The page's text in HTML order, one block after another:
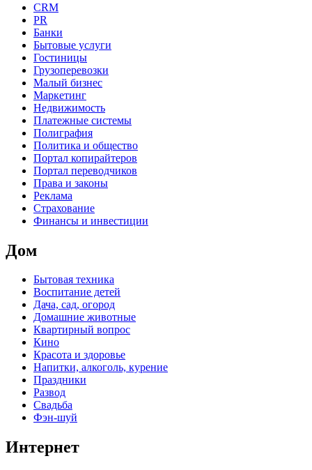
CRM
PR
Банки
Бытовые услуги
Гостиницы
Грузоперевозки
Малый бизнес
Маркетинг
Недвижимость
Платежные системы
Полиграфия
Политика и общество
Портал копирайтеров
Портал переводчиков
Права и законы
Реклама
Страхование
Финансы и инвестиции
Дом
Бытовая техника
Воспитание детей
Дача, сад, огород
Домашние животные
Квартирный вопрос
Кино
Красота и здоровье
Напитки, алкоголь, курение
Праздники
Развод
Свадьба
Фэн-шуй
Интернет